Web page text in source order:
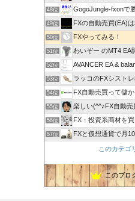
48位 GogoJungle-fxonで
49位 FXの自動売買(EA)は
50位 FXやってみる！
51位 わいぞー のMT4 EA
52位 AVANCER EA &
53位 ラッコのFXシスト
54位 FX自動売買って儲
55位 楽しい(^^♪FX自動売
56位 FX・投資系商材を
57位 FXと仮想通貨で月
このカテゴ
このブロ